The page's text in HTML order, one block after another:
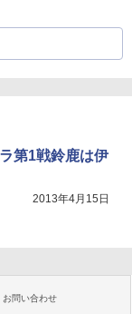
第1戦鈴鹿は伊
2013年4月15日
お問い合わせ